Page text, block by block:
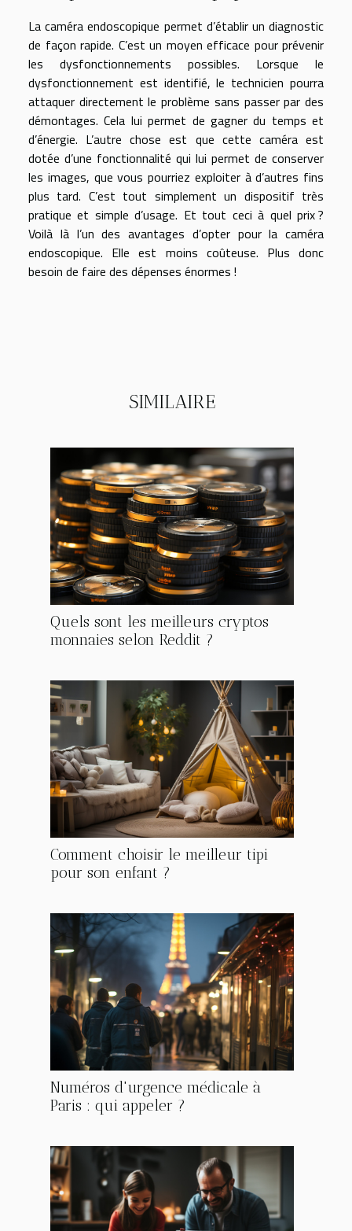
La caméra endoscopique permet d’établir un diagnostic
de façon rapide. C’est un moyen efficace pour prévenir
les dysfonctionnements possibles. Lorsque le
dysfonctionnement est identifié, le technicien pourra
attaquer directement le problème sans passer par des
démontages. Cela lui permet de gagner du temps et
d’énergie. L’autre chose est que cette caméra est
dotée d’une fonctionnalité qui lui permet de conserver
les images, que vous pourriez exploiter à d’autres fins
plus tard. C’est tout simplement un dispositif très
pratique et simple d’usage. Et tout ceci à quel prix ?
Voilà là l’un des avantages d’opter pour la caméra
endoscopique. Elle est moins coûteuse. Plus donc
besoin de faire des dépenses énormes !
SIMILAIRE
Quels sont les meilleurs cryptos
monnaies selon Reddit ?
Comment choisir le meilleur tipi
pour son enfant ?
Numéros d'urgence médicale à
Paris : qui appeler ?